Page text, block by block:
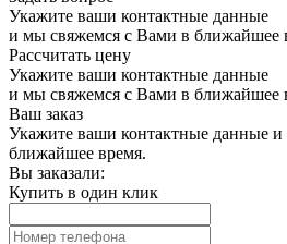
Укажите ваши контактные данные
и мы свяжемся с Вами в ближайшее
Рассчитать цену
Укажите ваши контактные данные
и мы свяжемся с Вами в ближайшее
Ваш заказ
Укажите ваши контактные данные
ближайшее время.
Вы заказали:
Купить в один клик